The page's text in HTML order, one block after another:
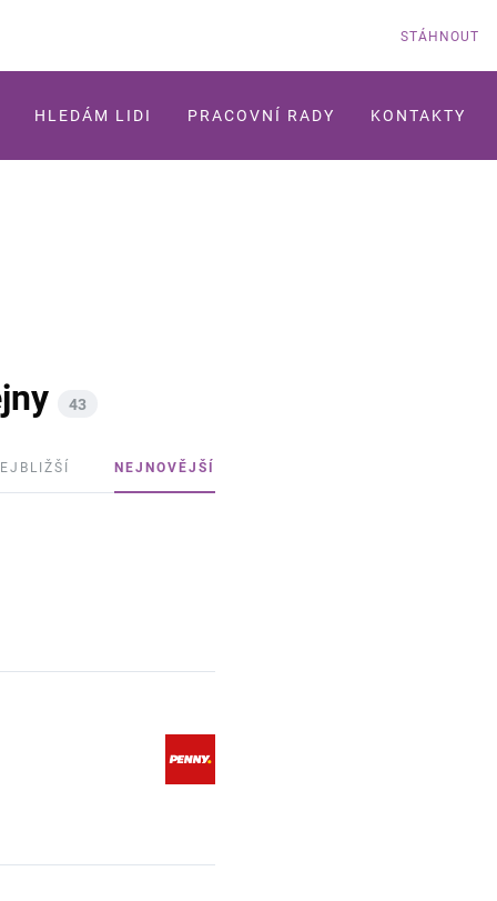
STÁHNOUT
HLEDÁM LIDI PRACOVNÍ RADY KONTAKTY
43
NEJNOVĚJŠÍ